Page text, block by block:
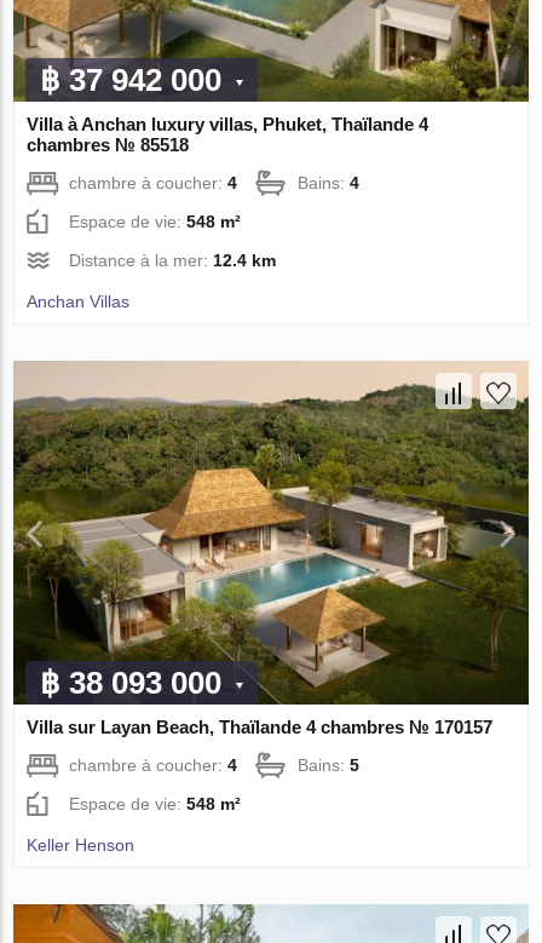
฿ 37 942 000
Villa à Anchan luxury villas, Phuket, Thaïlande 4
chambres № 85518
chambre à coucher:4 Bains:4
Espace de vie:548 m²
Distance à la mer:12.4 km
Anchan Villas
฿ 38 093 000
Villa sur Layan Beach, Thaïlande 4 chambres № 170157
chambre à coucher:4 Bains:5
Espace de vie:548 m²
Keller Henson